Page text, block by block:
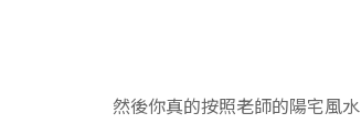
然後你真的按照老師的陽宅風水